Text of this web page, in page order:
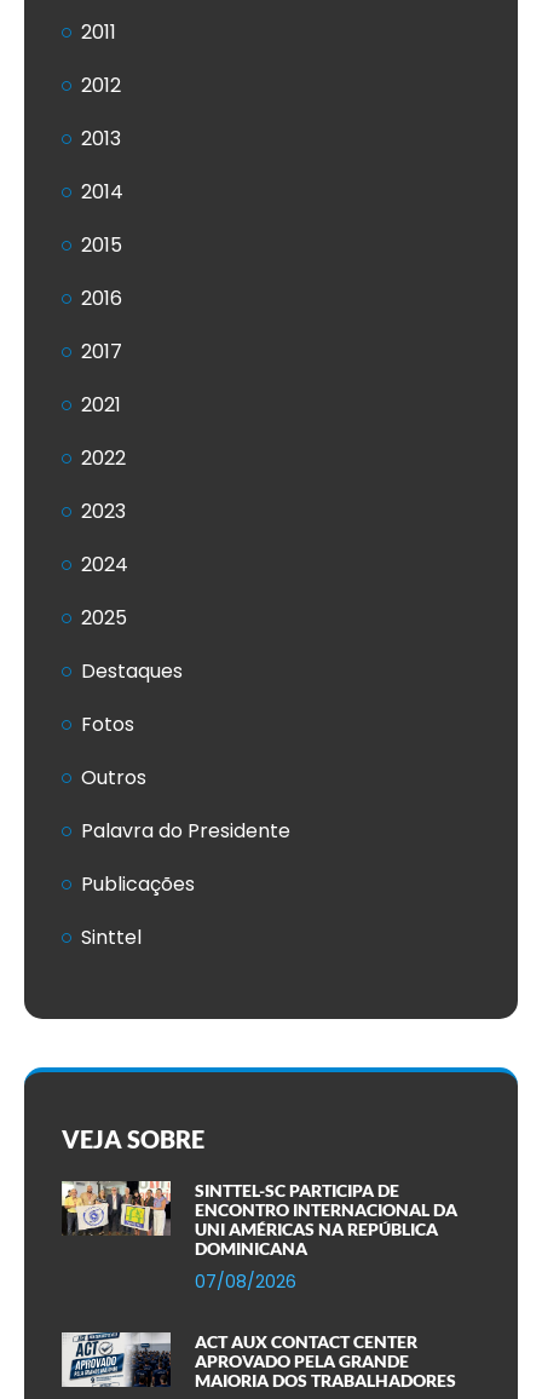
2011
2012
2013
2014
2015
2016
2017
2021
2022
2023
2024
2025
Destaques
Fotos
Outros
Palavra do Presidente
Publicações
Sinttel
VEJA SOBRE
SINTTEL-SC PARTICIPA DE
ENCONTRO INTERNACIONAL DA
UNI AMÉRICAS NA REPÚBLICA
DOMINICANA
07/08/2026
ACT AUX CONTACT CENTER
APROVADO PELA GRANDE
MAIORIA DOS TRABALHADORES